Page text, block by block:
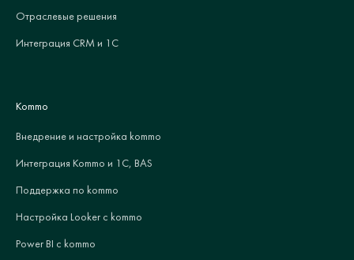
Отраслевые решения
Интеграция CRM и 1С
Kommo
Внедрение и настройка kommo
Интеграция Kommo и 1С, BAS
Поддержка по kommo
Настройка Looker с kommo
Power BI с kommo